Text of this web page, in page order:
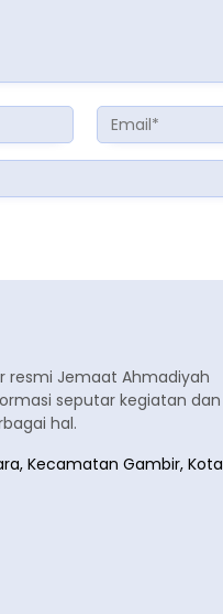
resmi Jemaat Ahmadiyah
seputar kegiatan dan
hal.
Kecamatan Gambir, Kota